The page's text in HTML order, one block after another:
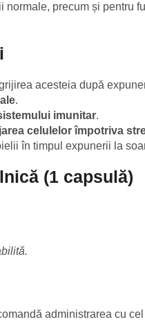
precum și pentru
acesteia după
.
imunitar.
celulelor împotriva
în timpul expunerii la
(1 capsulă)
administrarea cu